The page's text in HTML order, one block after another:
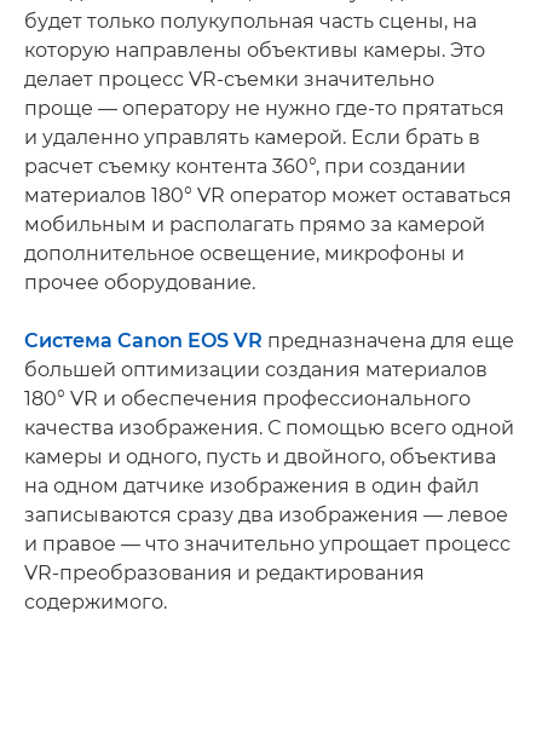
будет только полукупольная часть сцены, на
которую направлены объективы камеры. Это
делает процесс VR-съемки значительно
проще — оператору не нужно где-то прятаться
и удаленно управлять камерой. Если брать в
расчет съемку контента 360°, при создании
материалов 180° VR оператор может оставаться
мобильным и располагать прямо за камерой
дополнительное освещение, микрофоны и
прочее оборудование.
Система Canon EOS VR предназначена для еще
большей оптимизации создания материалов
180° VR и обеспечения профессионального
качества изображения. С помощью всего одной
камеры и одного, пусть и двойного, объектива
на одном датчике изображения в один файл
записываются сразу два изображения — левое
и правое — что значительно упрощает процесс
VR-преобразования и редактирования
содержимого.